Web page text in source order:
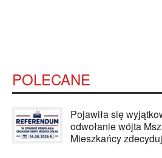
POLECANE
Pojawiła się
odwołanie wójta
Mieszkańcy